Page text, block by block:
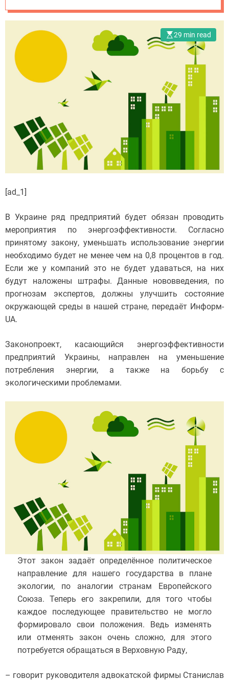
29 min read
[ad_1]
В Украине ряд предприятий будет обязан проводить
мероприятия по энергоэффективности. Согласно
принятому закону, уменьшать использование энергии
необходимо будет не менее чем на 0,8 процентов в год.
Если же у компаний это не будет удаваться, на них
будут наложены штрафы. Данные нововведения, по
прогнозам экспертов, должны улучшить состояние
окружающей среды в нашей стране, передаёт Информ-
UA.
Законопроект, касающийся энергоэффективности
предприятий Украины, направлен на уменьшение
потребления энергии, а также на борьбу с
экологическими проблемами.
Этот закон задаёт определённое политическое
направление для нашего государства в плане
экологии, по аналогии странам Европейского
Союза. Теперь его закрепили, для того чтобы
каждое последующее правительство не могло
формировало свои положения. Ведь изменять
или отменять закон очень сложно, для этого
потребуется обращаться в Верховную Раду,
– говорит руководителя адвокатской фирмы Станислав